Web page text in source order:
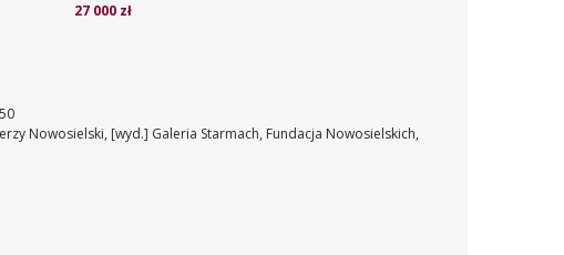
27 000 zł
Nowosielski, [wyd.] Galeria Starmach, Fundacja Nowosielskich,